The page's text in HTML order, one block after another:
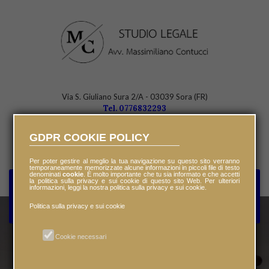
Via S. Giuliano Sura 2/A - 03039 Sora (FR)
Tel. 0776832293
Orari ufficio: 09.00 - 18.00
info@avvmassimilianocontucci.it
GDPR COOKIE POLICY
Per poter gestire al meglio la tua navigazione su questo sito verranno
temporaneamente memorizzate alcune informazioni in piccoli file di testo
denominaticookie . È molto importante che tu sia informato e che accetti
la politica sulla privacy e sui cookie di questo sito Web. Per ulteriori
informazioni, leggi la nostra politica sulla privacy e sui cookie.
Politica sulla privacy e sui cookie
Cookie necessari